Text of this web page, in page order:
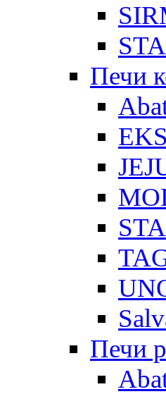
Печи
Печи